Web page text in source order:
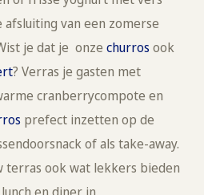
van een zomerse
je dat je onze churros ook
? Verras je gasten met
cranberrycompote en
prefect inzetten op de
of als take-away.
terras ook wat lekkers bieden